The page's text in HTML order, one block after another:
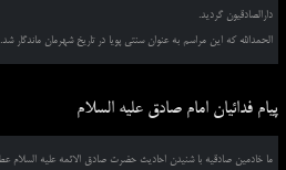
دارالصادقیون گردید.
الحمدالله که این مراسم به عنوان سنتی پویا در تاریخ شهرمان ماندگار شد.
پیام فدائیان امام صادق علیه السلام
ما خادمین صادقیه با شنیدن احادیث حضرت صادق الائمه علیه السلام